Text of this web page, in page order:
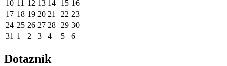
10 11 12 13 14 15 16
17 18 19 20 21 22 23
24 25 26 27 28 29 30
31 1 2 3 4 5 6
Dotazník